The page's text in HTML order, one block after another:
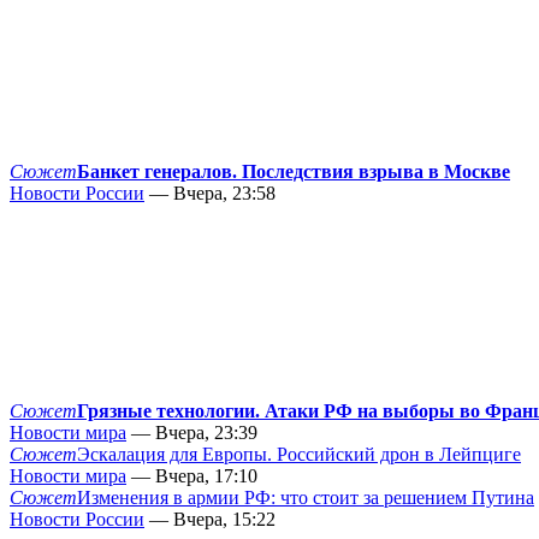
СюжетБанкет генералов. Последствия взрыва в Москве
Новости России — Вчера, 23:58
СюжетГрязные технологии. Атаки РФ на выборы во
Новости мира — Вчера, 23:39
СюжетЭскалация для Европы. Российский дрон в Лейпциге
Новости мира — Вчера, 17:10
СюжетИзменения в армии РФ: что стоит за решением Путина
Новости России — Вчера, 15:22